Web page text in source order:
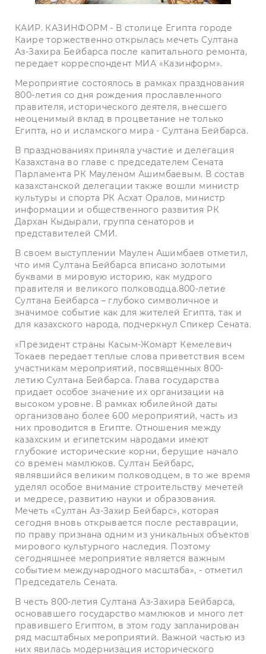
КАИР. КАЗИНФОРМ - В столице Египта городе
Каире торжественно открылась мечеть Султана
Аз-Захира Бейбарса после капитального ремонта,
передает корреспондент МИА «Казинформ».
Мероприятие состоялось в рамках празднования
800-летия со дня рождения прославленного
правителя, исторического деятеля, внесшего
неоценимый вклад в процветание не только
Египта, но и исламского мира - Султана Бейбарса.
В празднованиях приняла участие и делегация
Казахстана во главе с председателем Сената
Парламента РК Мауленом Ашимбаевым. В состав
казахстанской делегации также вошли министр
культуры и спорта РК Асхат Оралов, министр
информации и общественного развития РК
Дархан Кыдырали, группа сенаторов и
представителей СМИ.
В своем выступлении Маулен Ашимбаев отметил,
что имя Султана Бейбарса вписано золотыми
буквами в мировую историю, как мудрого
правителя и великого полководца.800-летие
Султана Бейбарса – глубоко символичное и
значимое событие как для жителей Египта, так и
для казахского народа, подчеркнул Спикер Сената.
«Президент страны Касым-Жомарт Кемелевич
Токаев передает теплые слова приветствия всем
участникам мероприятий, посвященных 800-
летию Султана Бейбарса. Глава государства
придает особое значение их организации на
высоком уровне. В рамках юбилейной даты
организовано более 600 мероприятий, часть из
них проводится в Египте. Отношения между
казахским и египетским народами имеют
глубокие исторические корни, берущие начало
со времен мамлюков. Султан Бейбарс,
являвшийся великим полководцем, в то же время
уделял особое внимание строительству мечетей
и медресе, развитию науки и образования.
Мечеть «Султан Аз-Захир Бейбарс», которая
сегодня вновь открывается после реставрации,
по праву признана одним из уникальных объектов
мирового культурного наследия. Поэтому
сегодняшнее мероприятие является важным
событием международного масштаба», - отметил
Председатель Сената.
В честь 800-летия Султана Аз-Захира Бейбарса,
основавшего государство мамлюков и много лет
правившего Египтом, в этом году запланирован
ряд масштабных мероприятий. Важной частью из
них явилась модернизация исторического